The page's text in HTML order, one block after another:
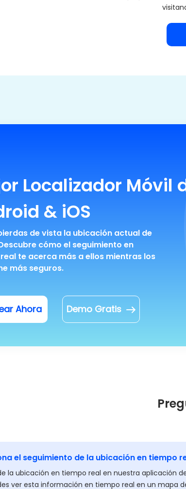
Localizador Móvil
& iOS
de vista la ubicación actual de
cómo el seguimiento en
te acerca más a ellos mientras los
más seguros.
Ahora Demo Gratis
el seguimiento de la ubicación en tiempo
la ubicación en tiempo real en nuestra aplicación
ver esta información en tiempo real en un mapa